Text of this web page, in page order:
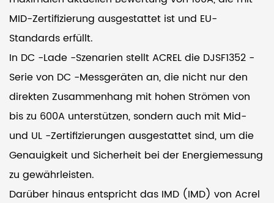
MID-Zertifizierung ausgestattet ist und EU-
Standards erfüllt.
In DC -Lade -Szenarien stellt ACREL die DJSF1352 -
Serie von DC -Messgeräten an, die nicht nur den
direkten Zusammenhang mit hohen Strömen von
bis zu 600A unterstützen, sondern auch mit Mid-
und UL -Zertifizierungen ausgestattet sind, um die
Genauigkeit und Sicherheit bei der Energiemessung
zu gewährleisten.
Darüber hinaus entspricht das IMD (IMD) von Acrel